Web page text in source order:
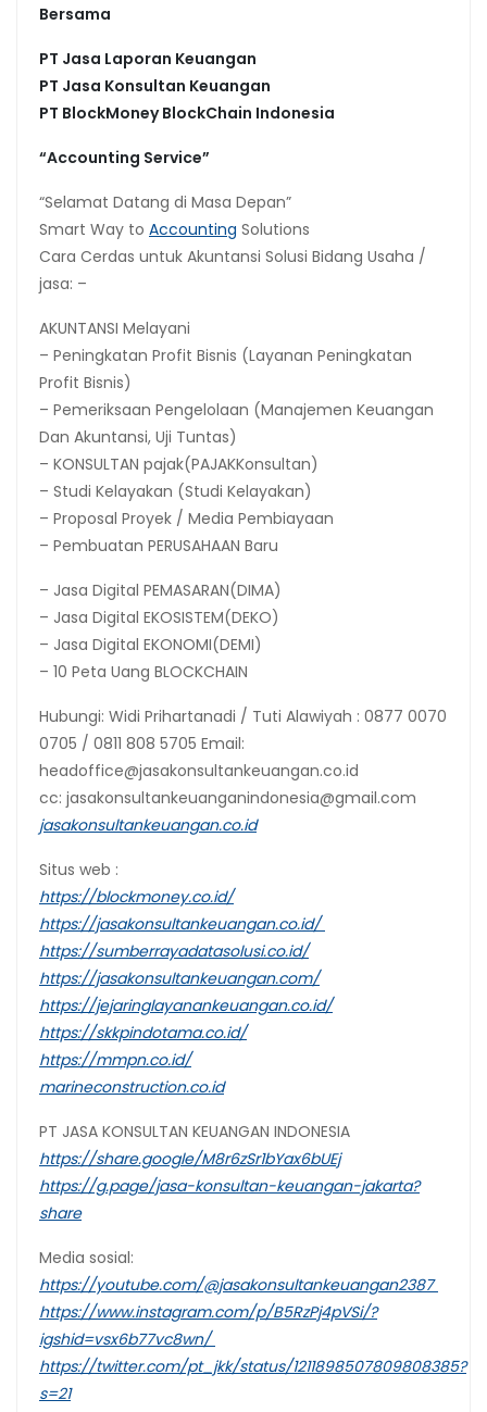
Bersama
PT Jasa Laporan Keuangan
PT Jasa Konsultan Keuangan
PT BlockMoney BlockChain Indonesia
“Accounting Service”
“Selamat Datang di Masa Depan”
Smart Way to Accounting Solutions
Cara Cerdas untuk Akuntansi Solusi Bidang Usaha /
jasa: –
AKUNTANSI Melayani
– Peningkatan Profit Bisnis (Layanan Peningkatan
Profit Bisnis)
– Pemeriksaan Pengelolaan (Manajemen Keuangan
Dan Akuntansi, Uji Tuntas)
– KONSULTAN pajak(PAJAKKonsultan)
– Studi Kelayakan (Studi Kelayakan)
– Proposal Proyek / Media Pembiayaan
– Pembuatan PERUSAHAAN Baru
– Jasa Digital PEMASARAN(DIMA)
– Jasa Digital EKOSISTEM(DEKO)
– Jasa Digital EKONOMI(DEMI)
– 10 Peta Uang BLOCKCHAIN
Hubungi: Widi Prihartanadi / Tuti Alawiyah : 0877 0070
0705 / 0811 808 5705 Email:
headoffice@jasakonsultankeuangan.co.id
cc: jasakonsultankeuanganindonesia@gmail.com
jasakonsultankeuangan.co.id
Situs web :
https://blockmoney.co.id/
https://jasakonsultankeuangan.co.id/
https://sumberrayadatasolusi.co.id/
https://jasakonsultankeuangan.com/
https://jejaringlayanankeuangan.co.id/
https://skkpindotama.co.id/
https://mmpn.co.id/
marineconstruction.co.id
PT JASA KONSULTAN KEUANGAN INDONESIA
https://share.google/M8r6zSr1bYax6bUEj
https://g.page/jasa-konsultan-keuangan-jakarta?
share
Media sosial:
https://youtube.com/@jasakonsultankeuangan2387
https://www.instagram.com/p/B5RzPj4pVSi/?
igshid=vsx6b77vc8wn/
https://twitter.com/pt_jkk/status/1211898507809808385?
s=21